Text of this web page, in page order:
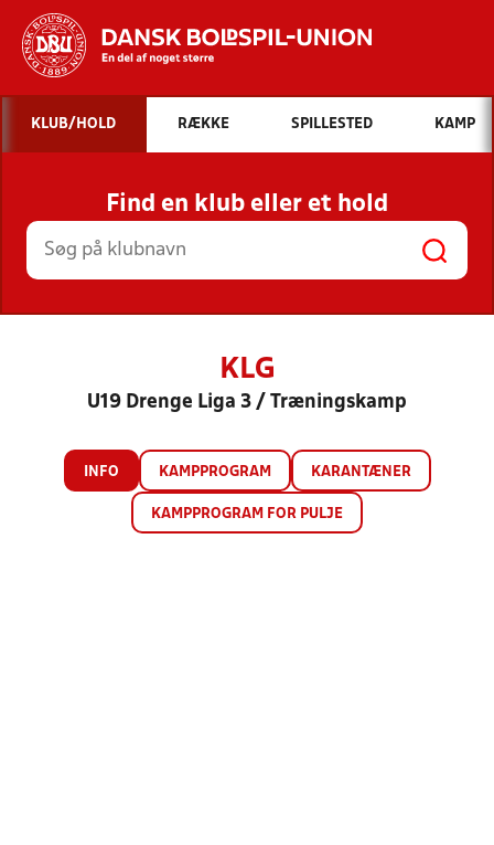
Hvad vil du søge efter?
INDHOLD OG NYHEDER
STILLINGER, RESULTATER, KLUBBER OG
HOLD
KLUB/HOLD RÆKKE SPILLESTED KAMP
Find en klub eller et hold
KLG
U19 Drenge Liga 3 / Træningskamp
INFO KAMPPROGRAM KARANTÆNER
KAMPPROGRAM FOR PULJE